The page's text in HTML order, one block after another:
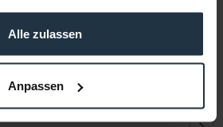
Alle zulassen
Anpassen